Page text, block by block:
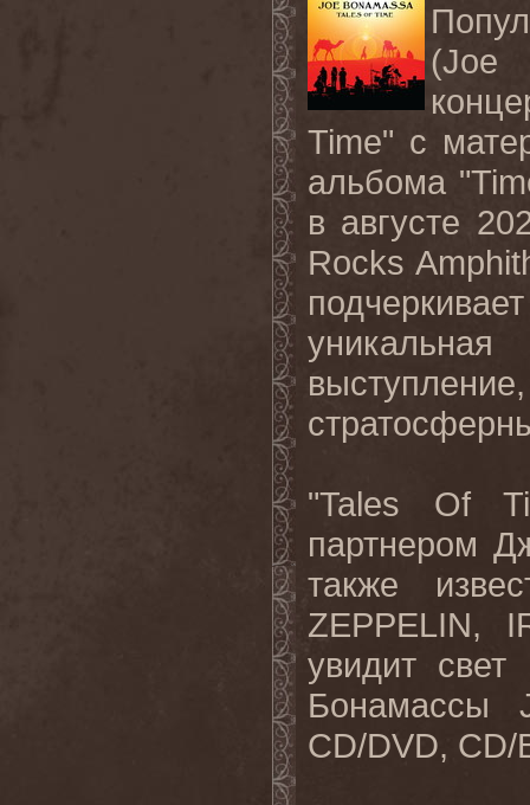
(Joe
Time" с
альбома "
в августе
Rocks
подчеркивает
"Tales Of
партнером
также
ZEPPELIN,
увидит
Бонамассы
CD/DVD, CD/